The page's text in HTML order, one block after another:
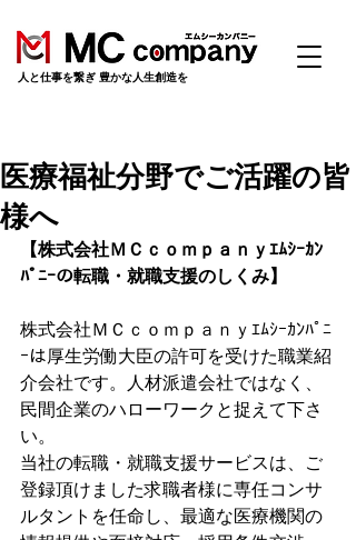
​人と仕事を繋ぎ 豊かな人生創造を
医療福祉分野でご活躍の皆
様へ
【株式会社ＭＣｃｏｍｐａｎｙｴﾑｼｰｶﾝ
ﾊﾟﾆｰの転職・就職支援のしくみ】
株式会社ＭＣｃｏｍｐａｎｙｴﾑｼｰｶﾝﾊﾟﾆ
ｰは厚生労働大臣の許可を受けた職業紹
介会社です。人材派遣会社ではなく、
民間企業のハローワークと捉えて下さ
い。
当社の転職・就職支援サービスは、ご
登録頂けました求職者様に専任コンサ
ルタントを任命し、最適な医療機関の